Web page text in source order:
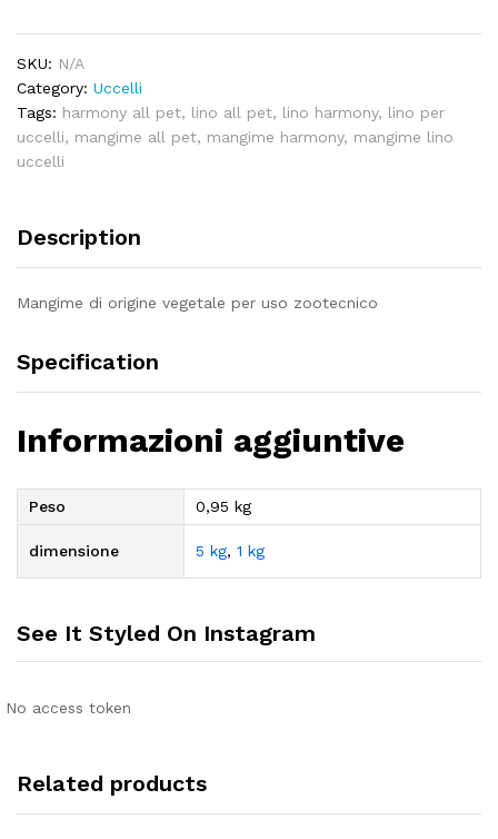
SKU: N/A
Category: Uccelli
Tags: harmony all pet, lino all pet, lino harmony, lino per
uccelli, mangime all pet, mangime harmony, mangime lino
uccelli
Description
Mangime di origine vegetale per uso zootecnico
Specification
Informazioni aggiuntive
Peso 0,95 kg
dimensione 5 kg, 1 kg
See It Styled On Instagram
No access token
Related products